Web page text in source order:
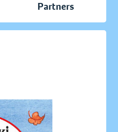
Partners